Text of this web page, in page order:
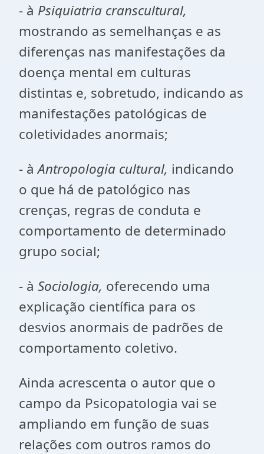
- à Psiquiatria cranscultural,
mostrando as semelhanças e as
diferenças nas manifestações da
doença mental em culturas
distintas e, sobretudo, indicando as
manifestações patológicas de
coletividades anormais;
- àAntropologia cultural, indicando
o que há de patológico nas
crenças, regras de conduta e
comportamento de determinado
grupo social;
- à Sociologia, oferecendo uma
explicação científica para os
desvios anormais de padrões de
comportamento coletivo.
Ainda acrescenta o autor que o
campo da Psicopatologia vai se
ampliando em função de suas
relações com outros ramos do